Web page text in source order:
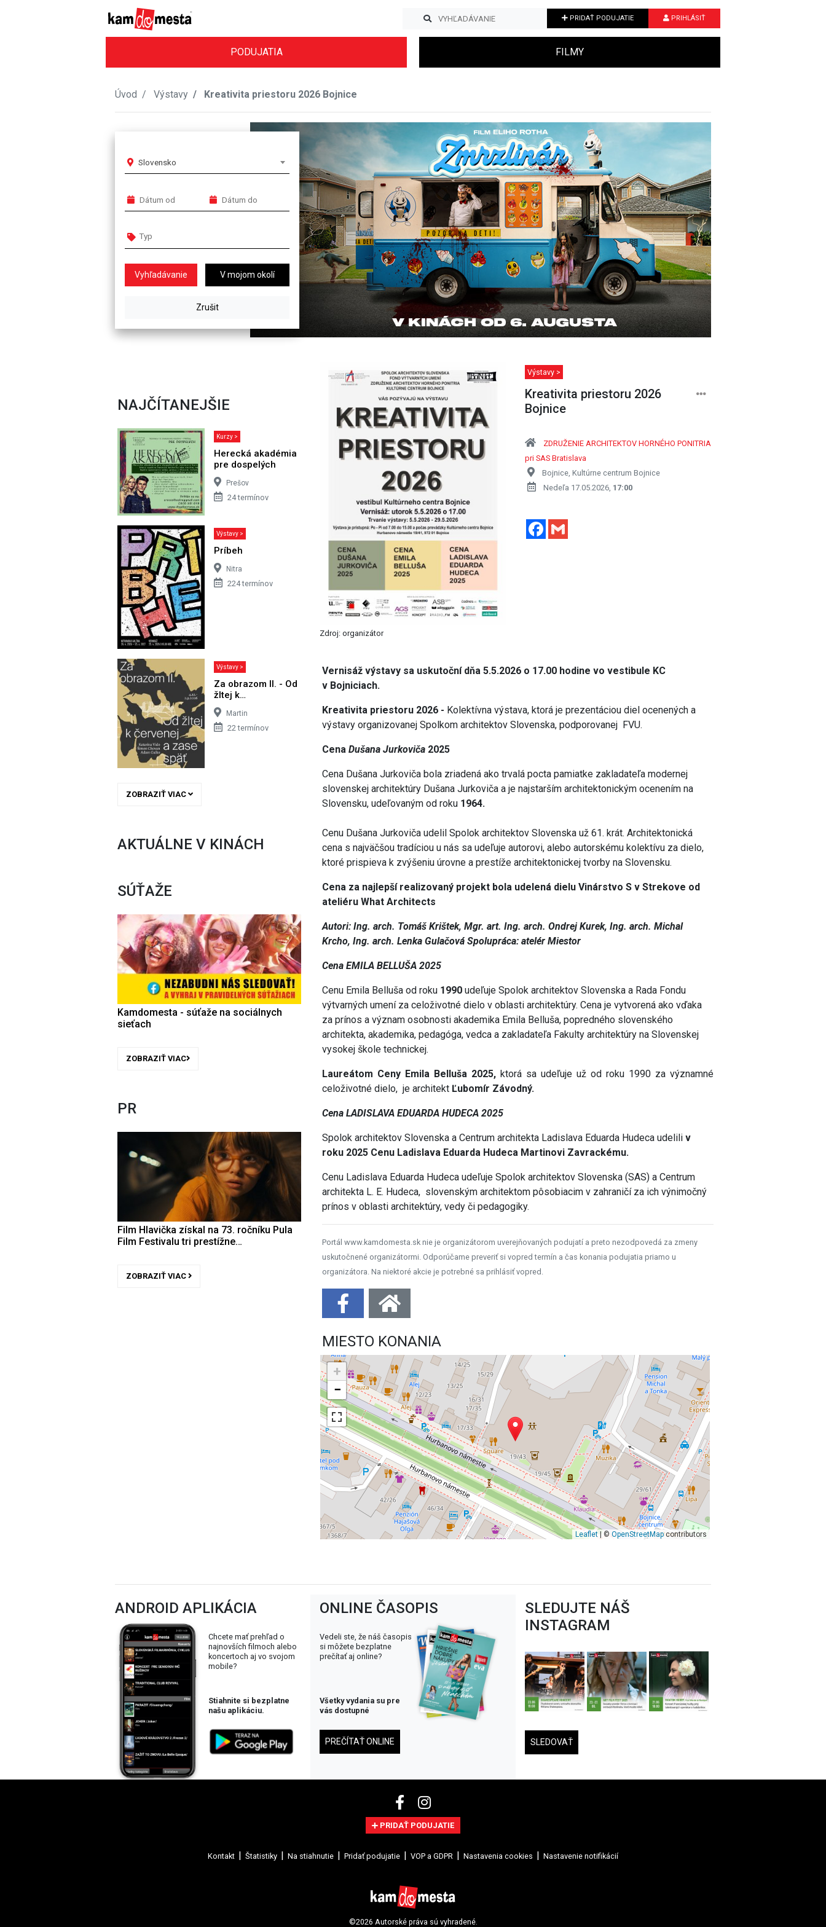
PRIDAŤ PODUJATIE PRIHLÁSIŤ
PODUJATIA FILMY
Úvod Výstavy Kreativita priestoru 2026 Bojnice
Slovensko
V mojom okolí
Previous Next
NAJČÍTANEJŠIE
Kurzy >
Herecká akadémia
pre dospelých
Prešov
24 termínov
Výstavy >
Príbeh
Nitra
224 termínov
Výstavy >
Za obrazom II. - Od
žltej k…
Martin
22 termínov
ZOBRAZIŤ VIAC
AKTUÁLNE V KINÁCH
SÚŤAŽE
Kamdomesta - súťaže na sociálnych
sieťach
ZOBRAZIŤ VIAC
PR
Film Hlavička získal na 73. ročníku Pula
Film Festivalu tri prestížne…
ZOBRAZIŤ VIAC
Zdroj: organizátor
Výstavy >
Kreativita priestoru 2026
Bojnice
ZDRUŽENIE ARCHITEKTOV HORNÉHO PONITRIA
pri SAS Bratislava
Bojnice, Kultúrne centrum Bojnice
Nedeľa 17.05.2026, 17:00
Facebook
Vernisáž výstavy sa uskutoční dňa 5.5.2026 o 17.00 hodine vo vestibule KC
v Bojniciach.
Kreativita priestoru 2026 - Kolektívna výstava, ktorá je prezentáciou diel ocenených a
výstavy organizovanej Spolkom architektov Slovenska, podporovanej FVU.
CenaDušana Jurkoviča 2025
Cena Dušana Jurkoviča bola zriadená ako trvalá pocta pamiatke zakladateľa modernej
slovenskej architektúry Dušana Jurkoviča a je najstarším architektonickým ocenením na
Slovensku, udeľovaným od roku 1964.
Cenu Dušana Jurkoviča udelil Spolok architektov Slovenska už 61. krát. Architektonická
cena s najväčšou tradíciou u nás sa udeľuje autorovi, alebo autorskému kolektívu za dielo,
ktoré prispieva k zvýšeniu úrovne a prestíže architektonickej tvorby na Slovensku.
Cena za najlepší realizovaný projekt bola udelená dielu Vinárstvo S v Strekove od
ateliéru What Architects
Autori: Ing. arch. Tomáš Krištek, Mgr. art. Ing. arch. Ondrej Kurek, Ing. arch. Michal
Krcho, Ing. arch. Lenka Gulačová Spolupráca: atelér Miestor
Cena EMILA BELLUŠA 2025
Cenu Emila Belluša od roku 1990 udeľuje Spolok architektov Slovenska a Rada Fondu
výtvarných umení za celoživotné dielo v oblasti architektúry. Cena je vytvorená ako vďaka
za prínos a význam osobnosti akademika Emila Belluša, popredného slovenského
architekta, akademika, pedagóga, vedca a zakladateľa Fakulty architektúry na Slovenskej
vysokej škole technickej.
Laureátom Ceny Emila Belluša 2025, ktorá sa udeľuje už od roku 1990 za významné
celoživotné dielo, je architekt Ľubomír Závodný.
Cena LADISLAVA EDUARDA HUDECA 2025
Spolok architektov Slovenska a Centrum architekta Ladislava Eduarda Hudeca udeliliv
roku 2025 Cenu Ladislava Eduarda Hudeca Martinovi Zavrackému.
Cenu Ladislava Eduarda Hudeca udeľuje Spolok architektov Slovenska (SAS) a Centrum
architekta L. E. Hudeca, slovenským architektom pôsobiacim v zahraničí za ich výnimočný
prínos v oblasti architektúry, vedy či pedagogiky.
Portál www.kamdomesta.sk nie je organizátorom uverejňovaných podujatí a preto nezodpovedá za zmeny
uskutočnené organizátormi. Odporúčame preveriť si vopred termín a čas konania podujatia priamo u
organizátora. Na niektoré akcie je potrebné sa prihlásiť vopred.
MIESTO KONANIA
+
−
Leaflet| © OpenStreetMapcontributors
ANDROID APLIKÁCIA
Chcete mať prehľad o
najnovších filmoch alebo
koncertoch aj vo svojom
mobile?
Stiahnite si bezplatne
našu aplikáciu.
ONLINE ČASOPIS
Vedeli ste, že náš časopis
si môžete bezplatne
prečítať aj online?
Všetky vydania su pre
vás dostupné
PREČÍTAŤ ONLINE
SLEDUJTE NÁŠ
INSTAGRAM
SLEDOVAŤ
PRIDAŤ PODUJATIE
Kontakt Štatistiky Na stiahnutie Pridať podujatie VOP a GDPR Nastavenia cookies Nastavenie notifikácií
©2026 Autorské práva sú vyhradené.